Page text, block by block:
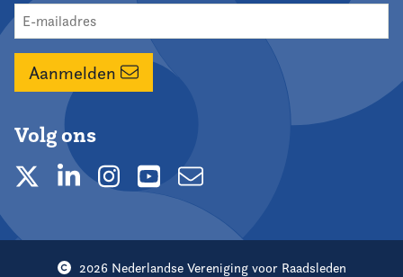
Aanmelden
Volg ons
2026 Nederlandse Vereniging voor Raadsleden